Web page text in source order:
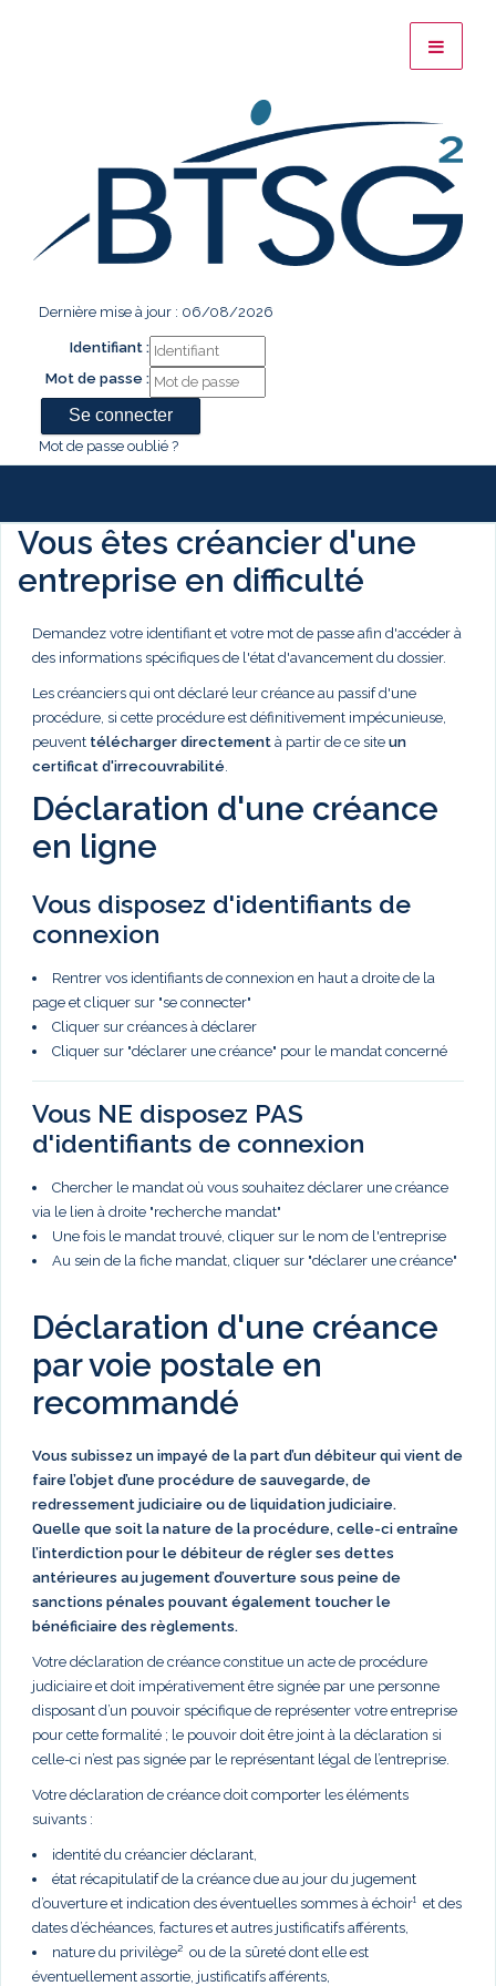
Dernière mise à jour : 06/08/2026
Identifiant :
Mot de passe :
Mot de passe oublié ?
Vous êtes créancier d'une
entreprise en difficulté
Demandez votre identifiant et votre mot de passe afin d'accéder à
des informations spécifiques de l'état d'avancement du dossier.
Les créanciers qui ont déclaré leur créance au passif d'une
procédure, si cette procédure est définitivement impécunieuse,
peuvent télécharger directement à partir de ce site un
certificat d'irrecouvrabilité.
Déclaration d'une créance
en ligne
Vous disposez d'identifiants de
connexion
Rentrer vos identifiants de connexion en haut a droite de la
page et cliquer sur "se connecter"
Cliquer sur créances à déclarer
Cliquer sur "déclarer une créance" pour le mandat concerné
Vous NE disposez PAS
d'identifiants de connexion
Chercher le mandat où vous souhaitez déclarer une créance
via le lien à droite "recherche mandat"
Une fois le mandat trouvé, cliquer sur le nom de l'entreprise
Au sein de la fiche mandat, cliquer sur "déclarer une créance"
Déclaration d'une créance
par voie postale en
recommandé
Vous subissez un impayé de la part d’un débiteur qui vient de
faire l’objet d’une procédure de sauvegarde, de
redressement judiciaire ou de liquidation judiciaire.
Quelle que soit la nature de la procédure, celle-ci entraîne
l’interdiction pour le débiteur de régler ses dettes
antérieures au jugement d’ouverture sous peine de
sanctions pénales pouvant également toucher le
bénéficiaire des règlements.
Votre déclaration de créance constitue un acte de procédure
judiciaire et doit impérativement être signée par une personne
disposant d’un pouvoir spécifique de représenter votre entreprise
pour cette formalité ; le pouvoir doit être joint à la déclaration si
celle-ci n’est pas signée par le représentant légal de l’entreprise.
Votre déclaration de créance doit comporter les éléments
suivants :
identité du créancier déclarant,
état récapitulatif de la créance due au jour du jugement
d’ouverture et indication des éventuelles sommes à échoir¹ et des
dates d’échéances, factures et autres justificatifs afférents,
nature du privilège² ou de la sûreté dont elle est
éventuellement assortie, justificatifs afférents,